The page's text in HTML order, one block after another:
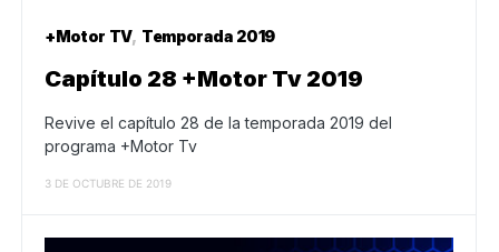
+Motor TV Temporada 2019
Capítulo 28 +Motor Tv 2019
Revive el capítulo 28 de la temporada 2019 del
programa +Motor Tv
3 DE OCTUBRE DE 2019